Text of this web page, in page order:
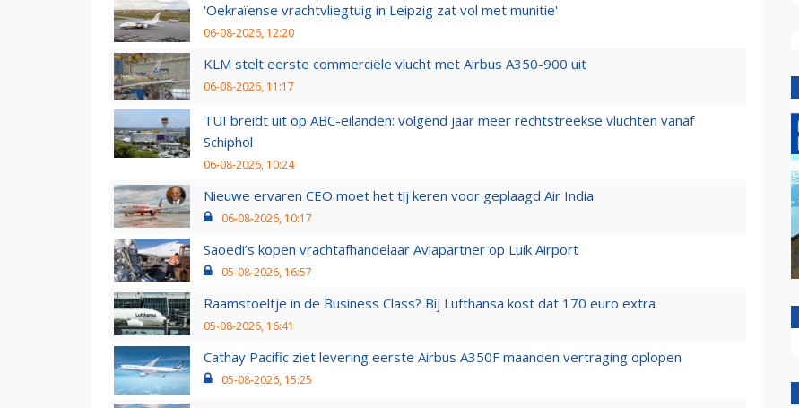
'Oekraïense vrachtvliegtuig in Leipzig zat vol met munitie'
06-08-2026, 12:20
KLM stelt eerste commerciële vlucht met Airbus A350-900 uit
06-08-2026, 11:17
TUI breidt uit op ABC-eilanden: volgend jaar meer rechtstreekse vluchten vanaf
Schiphol
06-08-2026, 10:24
Nieuwe ervaren CEO moet het tij keren voor geplaagd Air India
06-08-2026, 10:17
Saoedi’s kopen vrachtafhandelaar Aviapartner op Luik Airport
05-08-2026, 16:57
Raamstoeltje in de Business Class? Bij Lufthansa kost dat 170 euro extra
05-08-2026, 16:41
Cathay Pacific ziet levering eerste Airbus A350F maanden vertraging oplopen
05-08-2026, 15:25